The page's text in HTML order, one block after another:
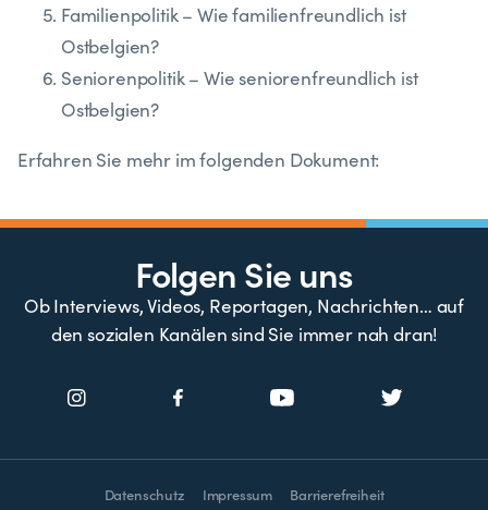
Familienpolitik – Wie familienfreundlich ist
Ostbelgien?
Seniorenpolitik – Wie seniorenfreundlich ist
Ostbelgien?
Erfahren Sie mehr im folgenden Dokument:
Folgen Sie uns
Ob Interviews, Videos, Reportagen, Nachrichten… auf
den sozialen Kanälen sind Sie immer nah dran!
Datenschutz Impressum Barrierefreiheit